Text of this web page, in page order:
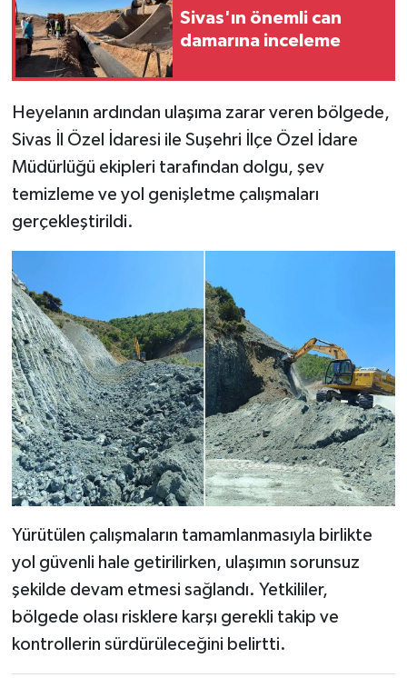
Sivas'ın önemli can
damarına inceleme
Heyelanın ardından ulaşıma zarar veren bölgede,
Sivas İl Özel İdaresi ile Suşehri İlçe Özel İdare
Müdürlüğü ekipleri tarafından dolgu, şev
temizleme ve yol genişletme çalışmaları
gerçekleştirildi.
Yürütülen çalışmaların tamamlanmasıyla birlikte
yol güvenli hale getirilirken, ulaşımın sorunsuz
şekilde devam etmesi sağlandı. Yetkililer,
bölgede olası risklere karşı gerekli takip ve
kontrollerin sürdürüleceğini belirtti.